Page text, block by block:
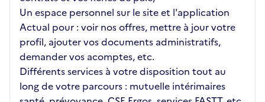
Un espace personnel sur le site et l'application
Actual pour : voir nos offres, mettre à jour votre
profil, ajouter vos documents administratifs,
demander vos acomptes, etc.
Différents services à votre disposition tout au
long de votre parcours : mutuelle intérimaires